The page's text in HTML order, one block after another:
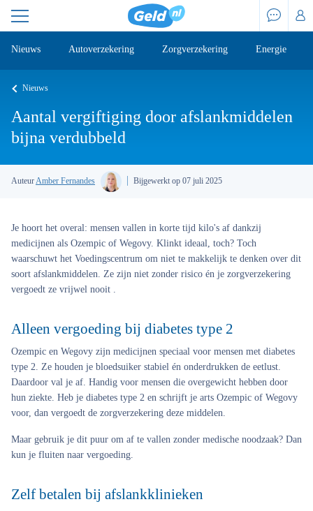
Nieuws Autoverzekering Zorgverzekering Energie
Nieuws
Aantal vergiftiging door afslankmiddelen
bijna verdubbeld
Auteur Amber Fernandes Bijgewerkt op 07 juli 2025
Je hoort het overal: mensen vallen in korte tijd kilo's af dankzij
medicijnen als Ozempic of Wegovy. Klinkt ideaal, toch? Toch
waarschuwt het Voedingscentrum om niet te makkelijk te denken over dit
soort afslankmiddelen. Ze zijn niet zonder risico én je zorgverzekering
vergoedt ze vrijwel nooit .
Alleen vergoeding bij diabetes type 2
Ozempic en Wegovy zijn medicijnen speciaal voor mensen met diabetes
type 2. Ze houden je bloedsuiker stabiel én onderdrukken de eetlust.
Daardoor val je af. Handig voor mensen die overgewicht hebben door
hun ziekte. Heb je diabetes type 2 en schrijft je arts Ozempic of Wegovy
voor, dan vergoedt de zorgverzekering deze middelen.
Maar gebruik je dit puur om af te vallen zonder medische noodzaak? Dan
kun je fluiten naar vergoeding.
Zelf betalen bij afslankklinieken